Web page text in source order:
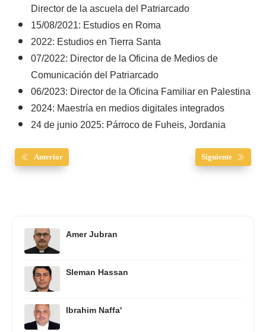
Director de la ascuela del Patriarcado
15/08/2021: Estudios en Roma
2022: Estudios en Tierra Santa
07/2022: Director de la Oficina de Medios de
Comunicación del Patriarcado
06/2023: Director de la Oficina Familiar en Palestina
2024: Maestría en medios digitales integrados
24 de junio 2025: Párroco de Fuheis, Jordania
Anterior Siguiente
Amer Jubran
Sleman Hassan
Ibrahim Naffa'